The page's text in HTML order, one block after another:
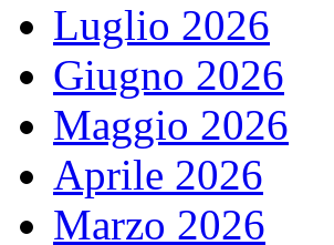
Luglio 2026
Giugno 2026
Maggio 2026
Aprile 2026
Marzo 2026